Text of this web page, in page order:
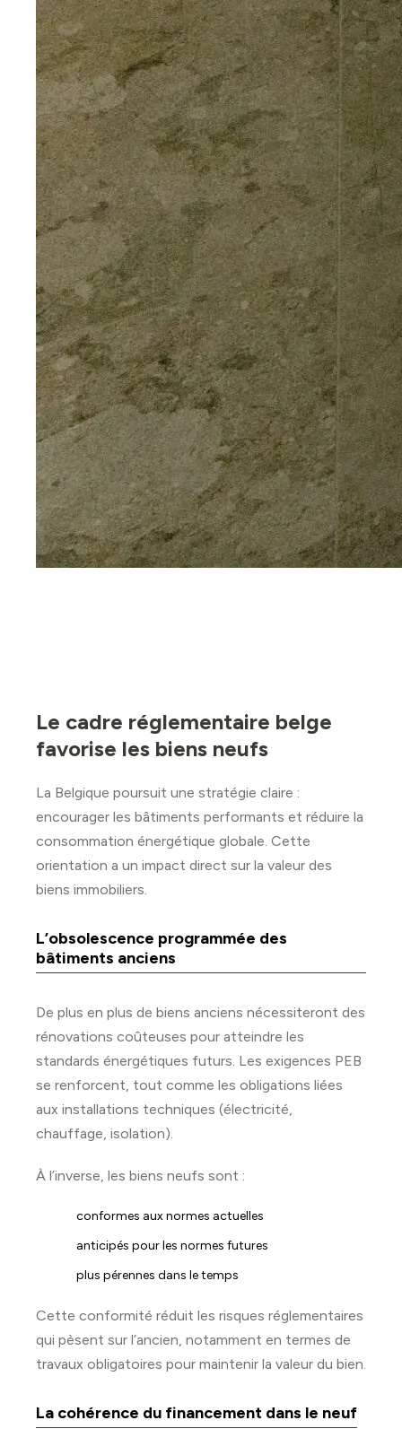
Le cadre réglementaire belge
favorise les biens neufs
La Belgique poursuit une stratégie claire :
encourager les bâtiments performants et réduire la
consommation énergétique globale. Cette
orientation a un impact direct sur la valeur des
biens immobiliers.
L’obsolescence programmée des
bâtiments anciens
De plus en plus de biens anciens nécessiteront des
rénovations coûteuses pour atteindre les
standards énergétiques futurs. Les exigences PEB
se renforcent, tout comme les obligations liées
aux installations techniques (électricité,
chauffage, isolation).
À l’inverse, les biens neufs sont :
conformes aux normes actuelles
anticipés pour les normes futures
plus pérennes dans le temps
Cette conformité réduit les risques réglementaires
qui pèsent sur l’ancien, notamment en termes de
travaux obligatoires pour maintenir la valeur du bien.
La cohérence du financement dans le neuf